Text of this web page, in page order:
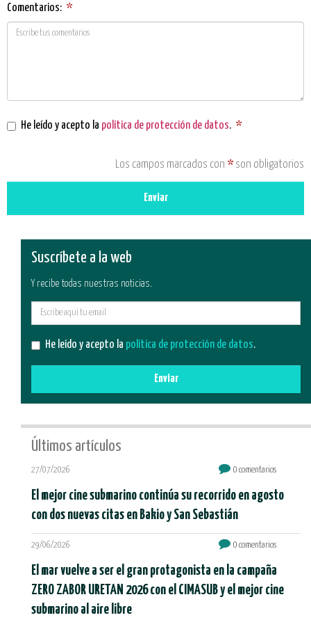
Comentarios: *
He leído y acepto la política de protección de datos. *
Los campos marcados con * son obligatorios
Enviar
Suscríbete a la web
Y recibe todas nuestras noticias.
He leído y acepto la política de protección de datos.
Enviar
Últimos artículos
27/07/2026 0 comentarios
El mejor cine submarino continúa su recorrido en agosto
con dos nuevas citas en Bakio y San Sebastián
29/06/2026 0 comentarios
El mar vuelve a ser el gran protagonista en la campaña
ZERO ZABOR URETAN 2026 con el CIMASUB y el mejor cine
submarino al aire libre